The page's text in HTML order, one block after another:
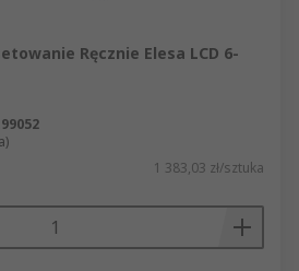
Ręcznie Elesa LCD 6-
1 383,03 zł/sztuka